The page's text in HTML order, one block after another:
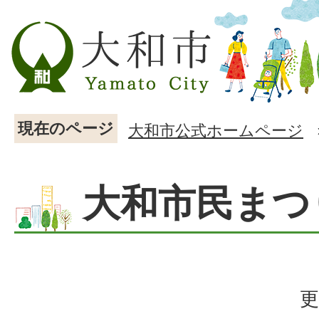
現在のページ 大和市公式ホームページ
大和市民ま